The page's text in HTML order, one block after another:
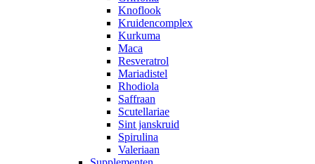
Knoflook
Kruidencomplex
Kurkuma
Maca
Resveratrol
Mariadistel
Rhodiola
Saffraan
Scutellariae
Sint janskruid
Spirulina
Valeriaan